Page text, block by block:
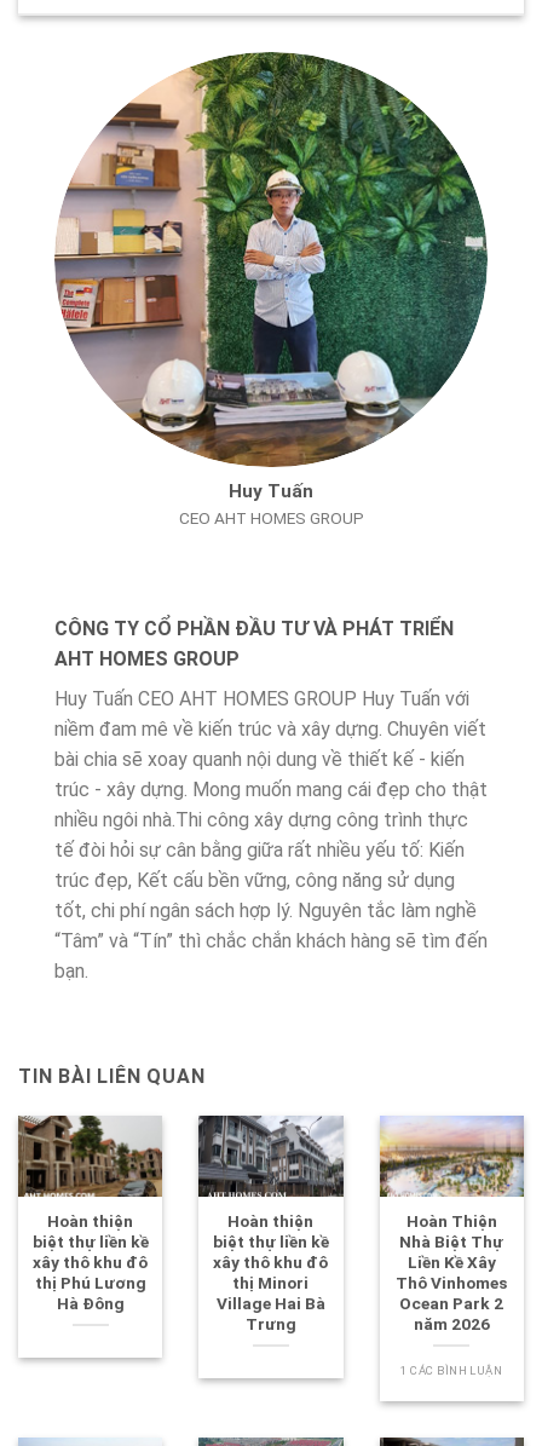
Huy Tuấn
CEO AHT HOMES GROUP
CÔNG TY CỔ PHẦN ĐẦU TƯ VÀ PHÁT TRIỂN
AHT HOMES GROUP
Huy Tuấn CEO AHT HOMES GROUP Huy Tuấn với
niềm đam mê về kiến trúc và xây dựng. Chuyên viết
bài chia sẽ xoay quanh nội dung về thiết kế - kiến
trúc - xây dựng. Mong muốn mang cái đẹp cho thật
nhiều ngôi nhà.Thi công xây dựng công trình thực
tế đòi hỏi sự cân bằng giữa rất nhiều yếu tố: Kiến
trúc đẹp, Kết cấu bền vững, công năng sử dụng
tốt, chi phí ngân sách hợp lý. Nguyên tắc làm nghề
“Tâm” và “Tín” thì chắc chắn khách hàng sẽ tìm đến
bạn.
TIN BÀI LIÊN QUAN
Hoàn thiện
biệt thự liền kề
xây thô khu đô
thị Phú Lương
Hà Đông
Hoàn thiện
biệt thự liền kề
xây thô khu đô
thị Minori
Village Hai Bà
Trưng
Hoàn Thiện
Nhà Biệt Thự
Liền Kề Xây
Thô Vinhomes
Ocean Park 2
năm 2026
1 CÁC BÌNH LUẬN